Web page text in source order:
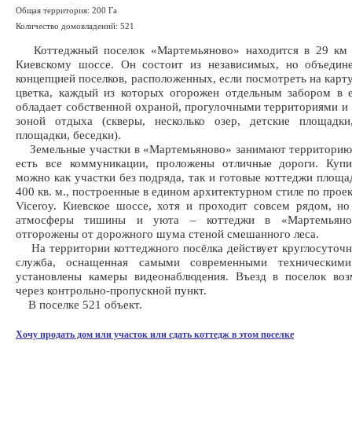
Общая территория: 200 Га
Количество домовладений: 521
Коттеджный поселок «Мартемьяново» находится в 29
Киевскому шоссе. Он состоит из независимых, но
концепцией поселков, расположенных, если посмотреть на
цветка, каждый из которых огорожен отдельным забором в
обладает собственной охраной, прогулочными территориями и
зоной отдыха (скверы, несколько озер, детские
площадки, беседки).
Земельные участки в «Мартемьяново» занимают
есть все коммуникации, проложены отличные дороги.
можно как участки без подряда, так и готовые коттеджи
400 кв. м., построенные в едином архитектурном стиле по
Viceroy. Киевское шоссе, хотя и проходит совсем рядом,
атмосферы тишины и уюта – коттеджи в
отгорожены от дорожного шума стеной смешанного леса.
На территории коттеджного посёлка действует
служба, оснащенная самыми современными
установлены камеры видеонаблюдения. Въезд в поселок
через контрольно-пропускной пункт.
В поселке 521 объект.
Хочу продать дом или участок или сдать коттедж в этом поселке